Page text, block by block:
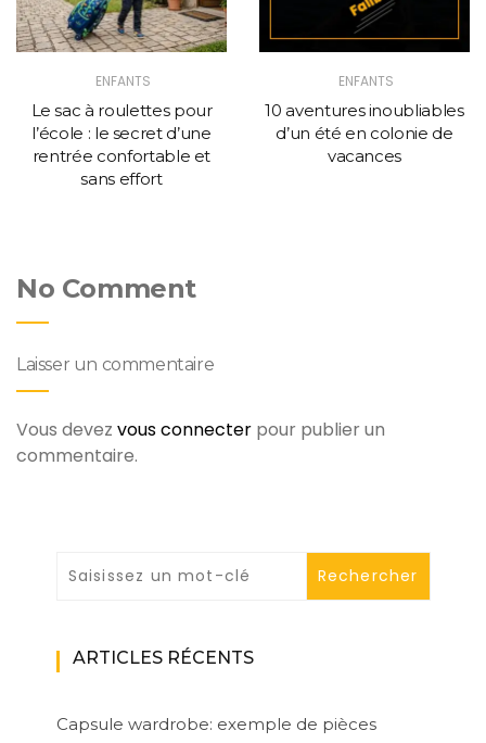
ENFANTS
Le sac à roulettes pour
l’école : le secret d’une
rentrée confortable et
sans effort
ENFANTS
10 aventures inoubliables
d’un été en colonie de
vacances
No Comment
Laisser un commentaire
Vous devez vous connecter pour publier un
commentaire.
ARTICLES RÉCENTS
Capsule wardrobe: exemple de pièces